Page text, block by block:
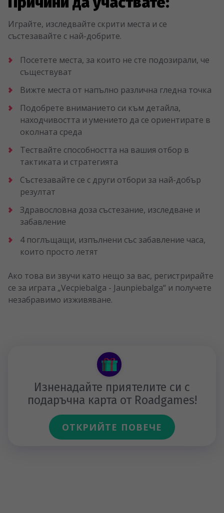
Играйте, изследвайте скрити места и се
състезавайте с най-добрите.
Посетете места, за които не сте подозирали, че
съществуват
Вижте места от напълно различна гледна точка
Подобрете вниманието си към детайла,
находчивостта и умението да се ориентирате в
околната среда
Тествайте способността на вашия отбор в
тактиката и стратегията
Състезавайте се с други отбори за най-добър
резултат
Здравословна доза състезание, изследване и
забавление
4 поглъщащи, изпълнени със забавление часа,
които просто летят
Ако това ви звучи като нещо за вас, регистрирайте
се за играта „Vecpiebalga - Jaunpiebalga“ и получете
незабравимо изживяване.
Изненадайте приятелите си с
подаръчна карта от Roadgames!
ОТКРИЙТЕ ПОВЕЧЕ